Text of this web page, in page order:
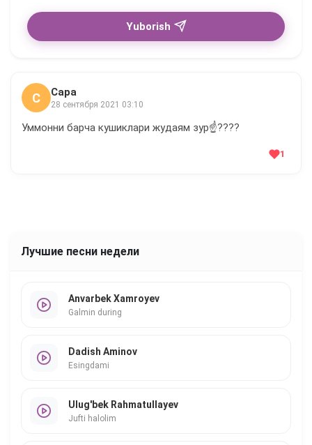
Yuborish
С Сара
28 сентября 2021 03:10
Уммонни барча кушиклари жудаям зур☝️????
1
Лучшие песни недели
Anvarbek Xamroyev
Galmin during
Dadish Aminov
Esingdami
Ulug'bek Rahmatullayev
Jufti halolim